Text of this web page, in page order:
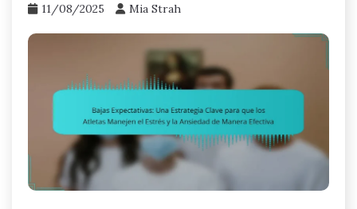
11/08/2025 Mia Strah